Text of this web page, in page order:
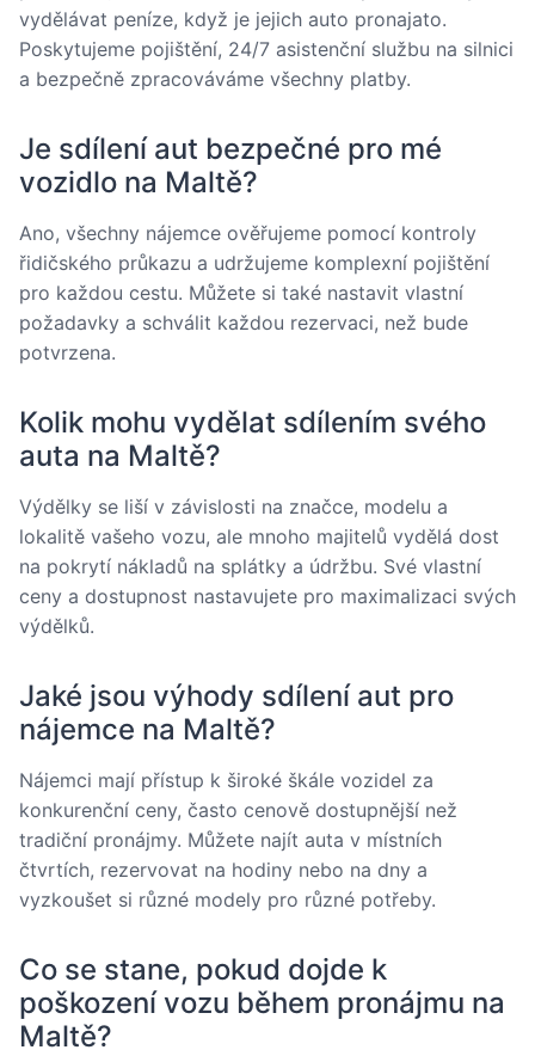
vydělávat peníze, když je jejich auto pronajato.
Poskytujeme pojištění, 24/7 asistenční službu na silnici
a bezpečně zpracováváme všechny platby.
Je sdílení aut bezpečné pro mé
vozidlo na Maltě?
Ano, všechny nájemce ověřujeme pomocí kontroly
řidičského průkazu a udržujeme komplexní pojištění
pro každou cestu. Můžete si také nastavit vlastní
požadavky a schválit každou rezervaci, než bude
potvrzena.
Kolik mohu vydělat sdílením svého
auta na Maltě?
Výdělky se liší v závislosti na značce, modelu a
lokalitě vašeho vozu, ale mnoho majitelů vydělá dost
na pokrytí nákladů na splátky a údržbu. Své vlastní
ceny a dostupnost nastavujete pro maximalizaci svých
výdělků.
Jaké jsou výhody sdílení aut pro
nájemce na Maltě?
Nájemci mají přístup k široké škále vozidel za
konkurenční ceny, často cenově dostupnější než
tradiční pronájmy. Můžete najít auta v místních
čtvrtích, rezervovat na hodiny nebo na dny a
vyzkoušet si různé modely pro různé potřeby.
Co se stane, pokud dojde k
poškození vozu během pronájmu na
Maltě?